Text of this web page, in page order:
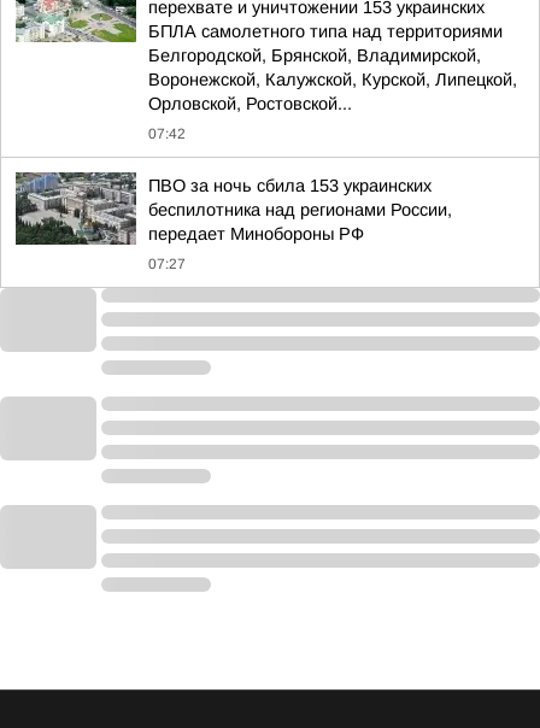
перехвате и уничтожении 153 украинских
БПЛА самолетного типа над территориями
Белгородской, Брянской, Владимирской,
Воронежской, Калужской, Курской, Липецкой,
Орловской, Ростовской...
07:42
ПВО за ночь сбила 153 украинских
беспилотника над регионами России,
передает Минобороны РФ
07:27